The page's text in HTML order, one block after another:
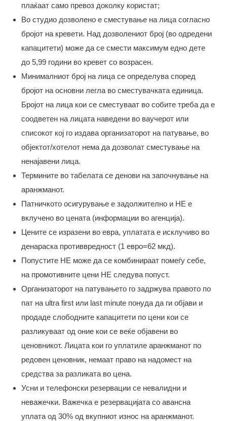
плаќаат само превоз доколку користат;
Во студио дозволено е сместување на лица согласно
бројот на кревети. Над дозволениот број (во одредени
капацитети) може да се смести максимум едно дете
до 5,99 години во кревет со возрасен.
Минималниот број на лица се определува според
бројот на основни легла во сместувачката единица.
Бројот на лица кои се сместуваат во собите треба да е
соодветен на лицата наведени во ваучерот или
списокот кој го издава организаторот на патување, во
објектот/хотелот нема да дозволат сместување на
ненајавени лица.
Термините во табелата се денови на започнување на
аранжманот.
Патничкото осигурување е задолжително и НЕ е
вклучено во цената (информации во агенција).
Цените се изразени во евра, уплатата е исклучиво во
денараска противвредност (1 евро=62 мкд).
Попустите НЕ можe да се комбинираат помеѓу себе,
на промотивните цени НЕ следува попуст.
Организаторот на патувањето го задржува правото по
пат на ultra first или last minute понуда да ги објави и
продаде слободните капацитети по цени кои се
разликуваат од оние кои се веќе објавени во
ценовникот. Лицата кои го уплатиле аранжманот по
редовен ценовник, немаат право на надомест на
средства за разликата во цена.
Усни и телефонски резервации се невалидни и
неважечки. Важечка е резервацијата со авансна
уплата од 30% од вкупниот износ на аранжманот.